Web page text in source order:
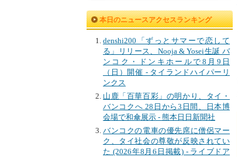
本日のニュースアクセスランキング
denshi200「ずっとサマーで恋して
る」リリース、Nooja & Yosei生誕 バ
ンコク・ドンキホールで8月9日
（日）開催 - タイランドハイパーリ
ンクス
山鹿「百華百彩」の明かり、タイ・
バンコクへ 28日から3日間、日本博
会場で和傘展示 - 熊本日日新聞社
バンコクの電車の優先席に僧侶マー
ク、タイ社会の尊敬が反映されてい
た (2026年8月6日掲載) - ライブドア